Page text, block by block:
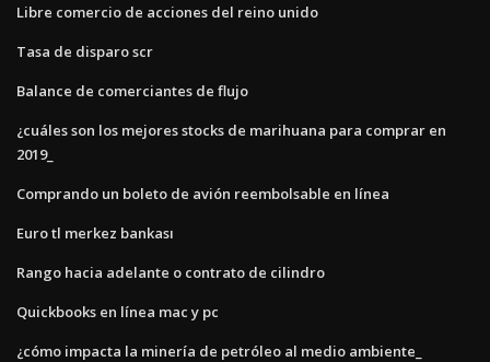
Libre comercio de acciones del reino unido
Tasa de disparo scr
Balance de comerciantes de flujo
¿cuáles son los mejores stocks de marihuana para comprar en
2019_
Comprando un boleto de avión reembolsable en línea
Euro tl merkez bankası
Rango hacia adelante o contrato de cilindro
Quickbooks en línea mac y pc
¿cómo impacta la minería de petróleo al medio ambiente_